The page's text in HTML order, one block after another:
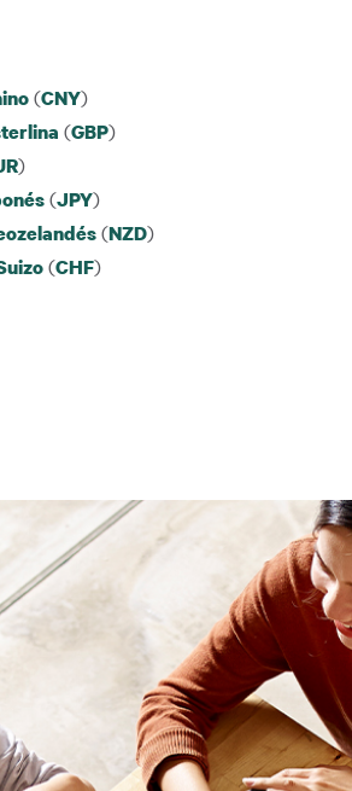
(CNY)
(GBP)
)
(JPY)
(NZD)
(CHF)